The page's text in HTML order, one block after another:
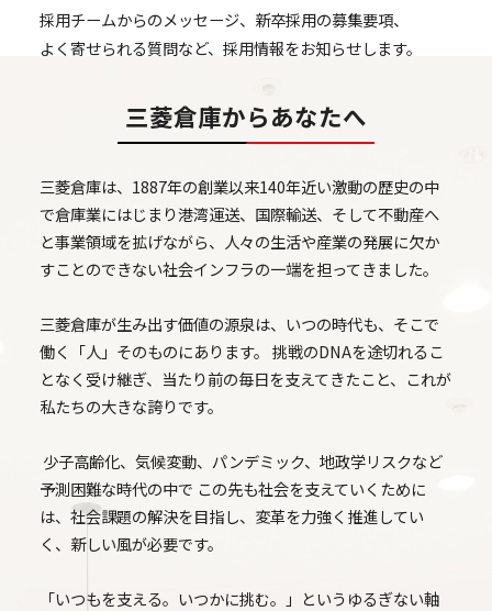
採用チームからのメッセージ、 新卒採用の募集要項、
よく寄せられる質問など、 採用情報をお知らせします。
三菱倉庫からあなたへ
三菱倉庫は、1887年の創業以来140年近い激動の歴史の中
で倉庫業にはじまり港湾運送、国際輸送、そして不動産へ
と事業領域を拡げながら、
人々の生活や産業の発展に欠か
すことのできない社会インフラの一端を担ってきました。
三菱倉庫が生み出す価値の源泉は、 いつの時代も、そこで
働く「人」そのものにあります。 挑戦のDNAを途切れるこ
となく受け継ぎ、当たり前の毎日を支えてきたこと、 これが
私たちの大きな誇りです。
少子高齢化、気候変動、パンデミック、地政学リスクなど
予測困難な時代の中で この先も社会を支えていくために
は、社会課題の解決を目指し、 変革を力強く推進してい
く、新しい風が必要です。
「いつもを支える。いつかに挑む。」というゆるぎない軸